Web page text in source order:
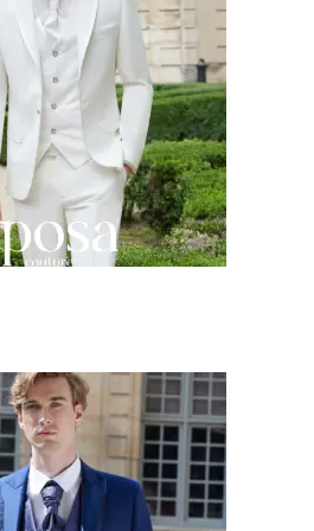
Lire la suite